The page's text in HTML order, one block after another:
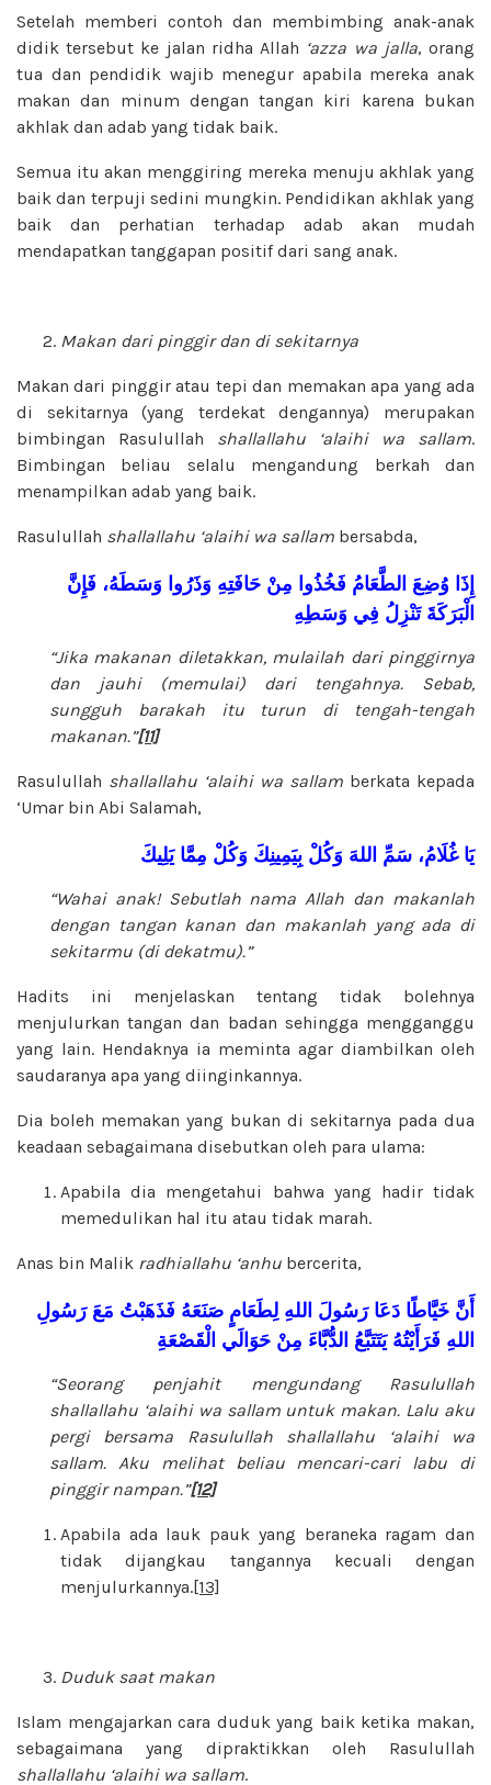
Setelah memberi contoh dan membimbing anak-anak
didik tersebut ke jalan ridha Allah ‘azza wa jalla, orang
tua dan pendidik wajib menegur apabila mereka anak
makan dan minum dengan tangan kiri karena bukan
akhlak dan adab yang tidak baik.
Semua itu akan menggiring mereka menuju akhlak yang
baik dan terpuji sedini mungkin. Pendidikan akhlak yang
baik dan perhatian terhadap adab akan mudah
mendapatkan tanggapan positif dari sang anak.
Makan dari pinggir dan di sekitarnya
Makan dari pinggir atau tepi dan memakan apa yang ada
di sekitarnya (yang terdekat dengannya) merupakan
bimbingan Rasulullah shallallahu ‘alaihi wa sallam.
Bimbingan beliau selalu mengandung berkah dan
menampilkan adab yang baik.
Rasulullah shallallahu ‘alaihi wa sallam bersabda,
إِذَا وُضِعَ الطَّعَامُ فَخُذُوا مِنْ حَافَتِهِ وَذَرُوا وَسَطَهُ، فَإِنَّ
الْبَرَكَةَ تَنْزِلُ فِي وَسَطِهِ
“Jika makanan diletakkan, mulailah dari pinggirnya
dan jauhi (memulai) dari tengahnya. Sebab,
sungguh barakah itu turun di tengah-tengah
makanan.”[11]
Rasulullah shallallahu ‘alaihi wa sallam berkata kepada
‘Umar bin Abi Salamah,
يَا غُلَامُ، سَمِّ اللهَ وَكُلْ بِيَمِينِكَ وَكُلْ مِمَّا يَلِيكَ
“Wahai anak! Sebutlah nama Allah dan makanlah
dengan tangan kanan dan makanlah yang ada di
sekitarmu (di dekatmu).”
Hadits ini menjelaskan tentang tidak bolehnya
menjulurkan tangan dan badan sehingga mengganggu
yang lain. Hendaknya ia meminta agar diambilkan oleh
saudaranya apa yang diinginkannya.
Dia boleh memakan yang bukan di sekitarnya pada dua
keadaan sebagaimana disebutkan oleh para ulama:
Apabila dia mengetahui bahwa yang hadir tidak
memedulikan hal itu atau tidak marah.
Anas bin Malik radhiallahu ‘anhu bercerita,
أَنَّ خَيَّاطًا دَعَا رَسُولَ اللهِ لِطَعَامٍ صَنَعَهُ فَذَهَبْتُ مَعَ رَسُولِ
اللهِ فَرَأَيْتُهُ يَتَتَبَّعُ الدُّبَّاءَ مِنْ حَوَالَي الْقَصْعَةِ
“Seorang penjahit mengundang Rasulullah
shallallahu ‘alaihi wa sallam untuk makan. Lalu aku
pergi bersama Rasulullah shallallahu ‘alaihi wa
sallam. Aku melihat beliau mencari-cari labu di
pinggir nampan.”[12]
Apabila ada lauk pauk yang beraneka ragam dan
tidak dijangkau tangannya kecuali dengan
menjulurkannya.[13]
Duduk saat makan
Islam mengajarkan cara duduk yang baik ketika makan,
sebagaimana yang dipraktikkan oleh Rasulullah
shallallahu ‘alaihi wa sallam.